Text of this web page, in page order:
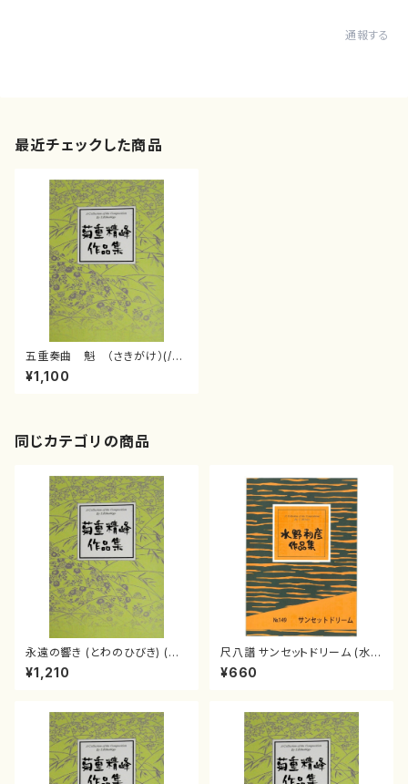
通報する
最近チェックした商品
五重奏曲 魁 （さきがけ）(/菊
重精峰/楽譜）
¥1,100
同じカテゴリの商品
永遠の響き (とわのひびき) (菊
重精峰/楽譜）
¥1,210
尺八譜 サンセットドリーム (水野
利彦/楽譜）
¥660